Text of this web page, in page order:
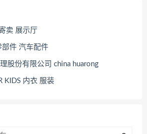
卖 展示厅
部件 汽车配件
股份有限公司 china huarong
KIDS 内衣 服装